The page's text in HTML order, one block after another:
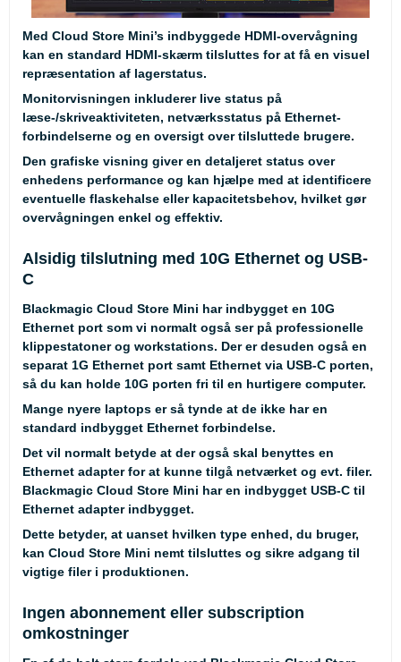
Med Cloud Store Mini’s indbyggede HDMI-overvågning
kan en standard HDMI-skærm tilsluttes for at få en visuel
repræsentation af lagerstatus.
Monitorvisningen inkluderer live status på
læse-/skriveaktiviteten, netværksstatus på Ethernet-
forbindelserne og en oversigt over tilsluttede brugere.
Den grafiske visning giver en detaljeret status over
enhedens performance og kan hjælpe med at identificere
eventuelle flaskehalse eller kapacitetsbehov, hvilket gør
overvågningen enkel og effektiv.
Alsidig tilslutning med 10G Ethernet og USB-
C
Blackmagic Cloud Store Mini har indbygget en 10G
Ethernet port som vi normalt også ser på professionelle
klippestatoner og workstations. Der er desuden også en
separat 1G Ethernet port samt Ethernet via USB-C porten,
så du kan holde 10G porten fri til en hurtigere computer.
Mange nyere laptops er så tynde at de ikke har en
standard indbygget Ethernet forbindelse.
Det vil normalt betyde at der også skal benyttes en
Ethernet adapter for at kunne tilgå netværket og evt. filer.
Blackmagic Cloud Store Mini har en indbygget USB-C til
Ethernet adapter indbygget.
Dette betyder, at uanset hvilken type enhed, du bruger,
kan Cloud Store Mini nemt tilsluttes og sikre adgang til
vigtige filer i produktionen.
Ingen abonnement eller subscription
omkostninger